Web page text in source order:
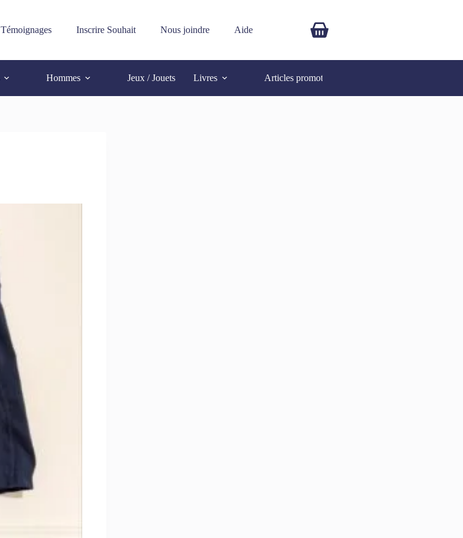
Témoignages Inscrire Souhait Nous joindre Aide
Hommes Jeux / Jouets Livres Articles promotionnels